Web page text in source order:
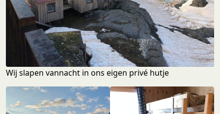
Wij slapen vannacht in ons eigen privé hutje